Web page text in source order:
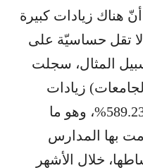
هناك زيادات كبيرة
تقل حساسيّة على
المثال، سجلت
زيادات
بنسبة هائلة، بلغت حدود الـ 589.23%، وهو ما
بها المدارس
خلال الأشهر